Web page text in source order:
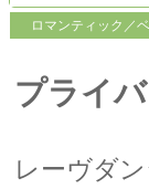
ロマンティック／
プライ
レーヴダ